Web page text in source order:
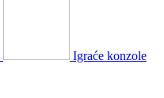
Igraće konzole